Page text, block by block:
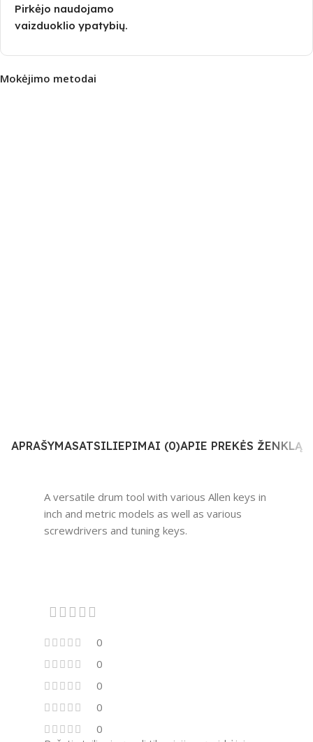
Pirkėjo naudojamo
vaizduoklio ypatybių.
Mokėjimo metodai
APRAŠYMASATSILIEPIMAI (0)APIE PREKĖS ŽENKLĄ
A versatile drum tool with various Allen keys in
inch and metric models as well as various
screwdrivers and tuning keys.
0
0
0
0
0